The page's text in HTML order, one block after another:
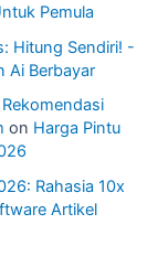
Pemula
Hitung Sendiri! -
Ai Berbayar
on Harga Pintu
Rahasia 10x
Artikel